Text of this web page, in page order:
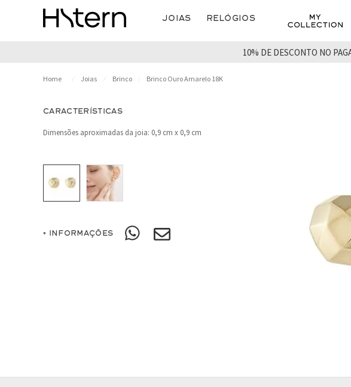
Joias Relógios
10% DE DESCONTO NO
Joias Brinco Brinco Ouro Amarelo 18K
CARACTERÍSTICAS
Dimensões aproximadas da joia: 0,9 cm x 0,9 cm
+ INFORMAÇÕES